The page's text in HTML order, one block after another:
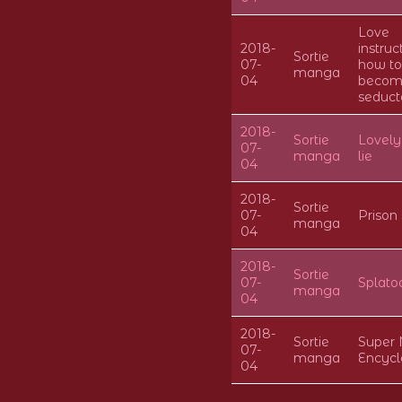
2018-
07-
04
Sortie
manga
Love
how to
2018-
07-
04
Sortie
manga
lie
2018-
07-
04
Sortie
manga
2018-
07-
04
Sortie
manga
2018-
07-
04
Sortie
manga
Super